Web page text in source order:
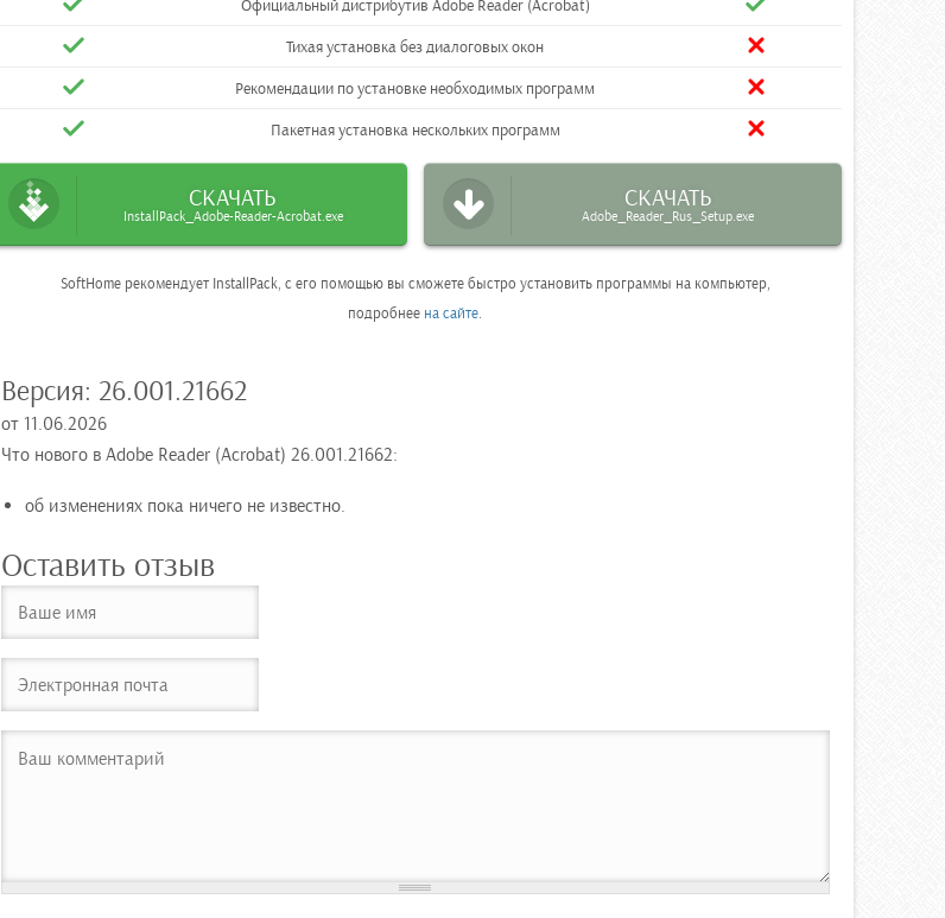
Официальный дистрибутив Adobe Reader (Acrobat)
Тихая установка без диалоговых окон
Рекомендации по установке необходимых программ
Пакетная установка нескольких программ
СКАЧАТЬ
InstallPack_Adobe-Reader-Acrobat.exe
СКАЧАТЬ
Adobe_Reader_Rus_Setup.exe
SoftHome рекомендует InstallPack, с его помощью вы сможете быстро установить программы на компьютер,
подробнее на сайте.
Версия: 26.001.21662
от 11.06.2026
Что нового в Adobe Reader (Acrobat) 26.001.21662:
об изменениях пока ничего не известно.
Оставить отзыв